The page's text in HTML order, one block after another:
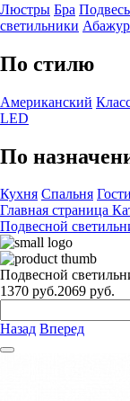
Люстры Бра
светильники
По стилю
Американский
LED
По
Кухня Спальня
Главная страница
Подвесной
Подвесной
1370 руб.2069 руб.
Назад Вперед